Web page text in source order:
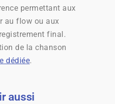
permettant aux
au flow ou aux
final.
de la chanson
dédiée.
aussi